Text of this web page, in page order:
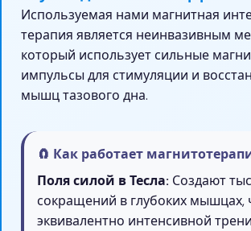
Используемая нами магнитная
терапия является неинвазивным
который использует сильные
импульсы для стимуляции и
мышц тазового дна.
🧲 Как работает
Поля силой в Тесла: Создают
сокращений в глубоких мышцах,
эквивалентно интенсивной